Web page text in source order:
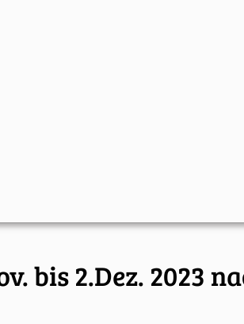
bis 2.Dez. 2023